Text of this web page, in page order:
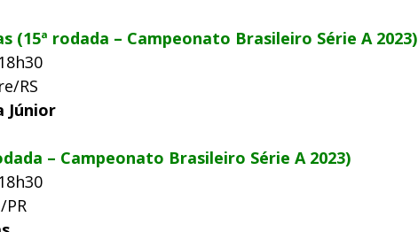
(15ª rodada – Campeonato Brasileiro Série A 2023)
RS
Júnior
– Campeonato Brasileiro Série A 2023)